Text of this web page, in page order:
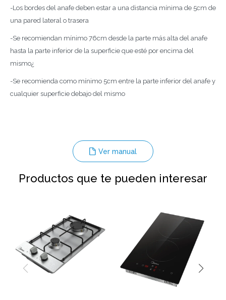
-Los bordes del anafe deben estar a una distancia mínima de 5cm de
una pared lateral o trasera
-Se recomiendan mínimo 76cm desde la parte más alta del anafe
hasta la parte inferior de la superficie que esté por encima del
mismo¿
-Se recomienda como mínimo 5cm entre la parte inferior del anafe y
cualquier superficie debajo del mismo
Ver manual
Productos que te pueden interesar